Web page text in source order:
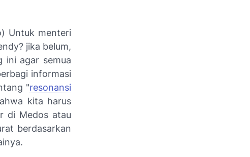
Untuk menteri
jika belum,
ini agar semua
informasi
"resonansi
kita harus
di Medos atau
berdasarkan